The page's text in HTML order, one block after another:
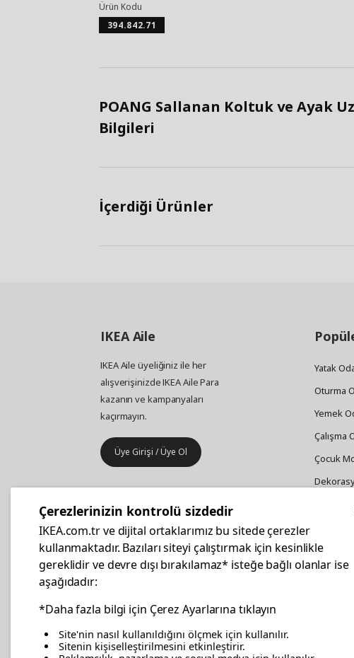
Ürün Kodu
394.842.71
POANG Sallanan Koltuk ve Ayak
Bilgileri
İçerdiği Ürünler
IKEAAile
IKEA Aile üyeliğiniz ile her
alışverişinizde IKEA Aile Para
kazanın ve kampanyaları
kaçırmayın.
Üye Girişi / Üye Ol
İş yeri mobilya ve aksesuar
alışverişleriniz IKEA Kurumsal Kart
ile daha hesaplı.
Yatak
Oturma
Yemek
Çalışma
Çocuk
Çerezlerinizin kontrolü sizdedir
IKEA.com.tr ve dijital ortaklarımız bu sitede çerezler
kullanmaktadır. Bazıları siteyi çalıştırmak için kesinlikle
gereklidir ve devre dışı bırakılamaz* isteğe bağlı olanlar ise
aşağıdadır:
*Daha fazla bilgi için Çerez Ayarlarına tıklayın
Site'nin nasıl kullanıldığını ölçmek için kullanılır.
Sitenin kişiselleştirilmesini etkinleştirir.